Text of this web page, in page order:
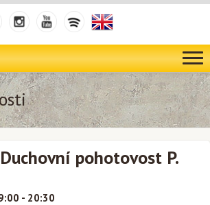
pohotovost P.
- 20:30